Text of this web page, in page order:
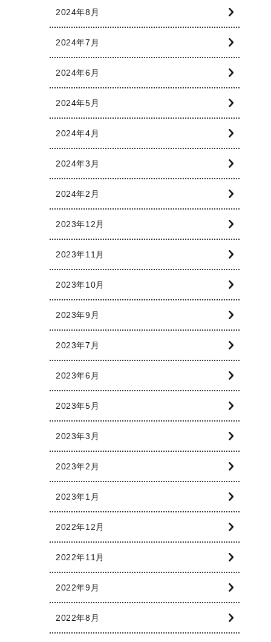
2024年8月
2024年7月
2024年6月
2024年5月
2024年4月
2024年3月
2024年2月
2023年12月
2023年11月
2023年10月
2023年9月
2023年7月
2023年6月
2023年5月
2023年3月
2023年2月
2023年1月
2022年12月
2022年11月
2022年9月
2022年8月